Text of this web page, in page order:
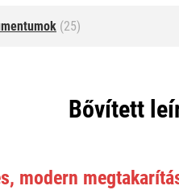
(25)
Bővített
modern